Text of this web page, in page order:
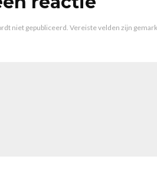
niet gepubliceerd. Vereiste velden zijn